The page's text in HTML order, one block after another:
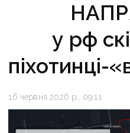
у рф
піхотинці-
16 червня 2026 р., 09:11